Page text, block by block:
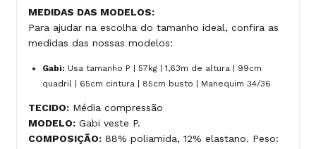
MEDIDAS DAS MODELOS:
Para ajudar na escolha do tamanho ideal, confira as
medidas das nossas modelos:
Gabi: Usa tamanho P | 57kg | 1,63m de altura | 99cm
quadril | 65cm cintura | 85cm busto | Manequim 34/36
TECIDO: Média compressão
MODELO: Gabi veste P.
COMPOSIÇÃO: 88% poliamida, 12% elastano. Peso: